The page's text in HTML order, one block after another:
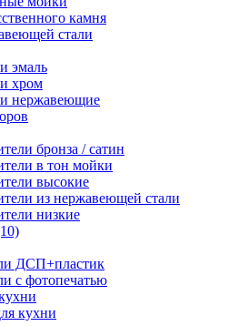
камня
стали
эмаль
хром
нержавеющие
бронза / сатин
в тон мойки
высокие
из нержавеющей стали
низкие
ДСП+пластик
с фотопечатью
кухни